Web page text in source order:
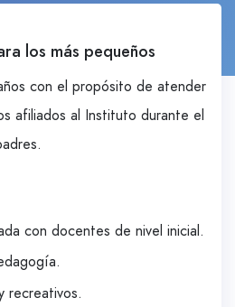
los más pequeños
con el propósito de atender
afiliados al Instituto durante el
con docentes de nivel inicial.
recreativos.